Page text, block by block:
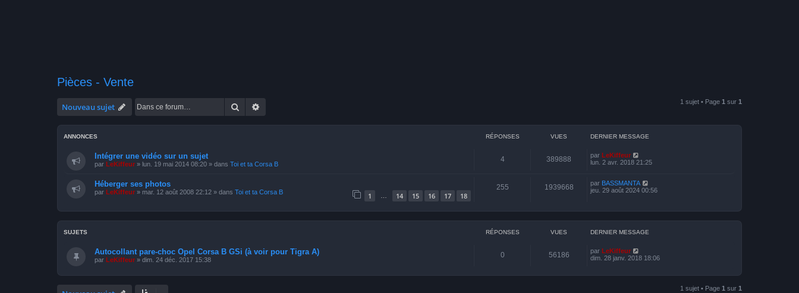
Pièces - Vente
Nouveau sujet Rechercher 1 sujet • Page 1 sur 1
ANNONCES RÉPONSES VUES DERNIER MESSAGE
Intégrer une vidéo sur un sujet
par LeKiffeur » lun. 19 mai 2014 08:20 » dans Toi et ta Corsa B
4 389888 par LeKiffeur
lun. 2 avr. 2018 21:25
Héberger ses photos
par LeKiffeur » mar. 12 août 2008 22:12 » dans Toi et ta Corsa B 1 14 15 16 17 18
255 1939668 par BASSMANTA
jeu. 29 août 2024 00:56
SUJETS RÉPONSES VUES DERNIER MESSAGE
Autocollant pare-choc Opel Corsa B GSi (à voir pour Tigra A)
par LeKiffeur » dim. 24 déc. 2017 15:38
0 56186 par LeKiffeur
dim. 28 janv. 2018 18:06
1 sujet • Page 1 sur 1